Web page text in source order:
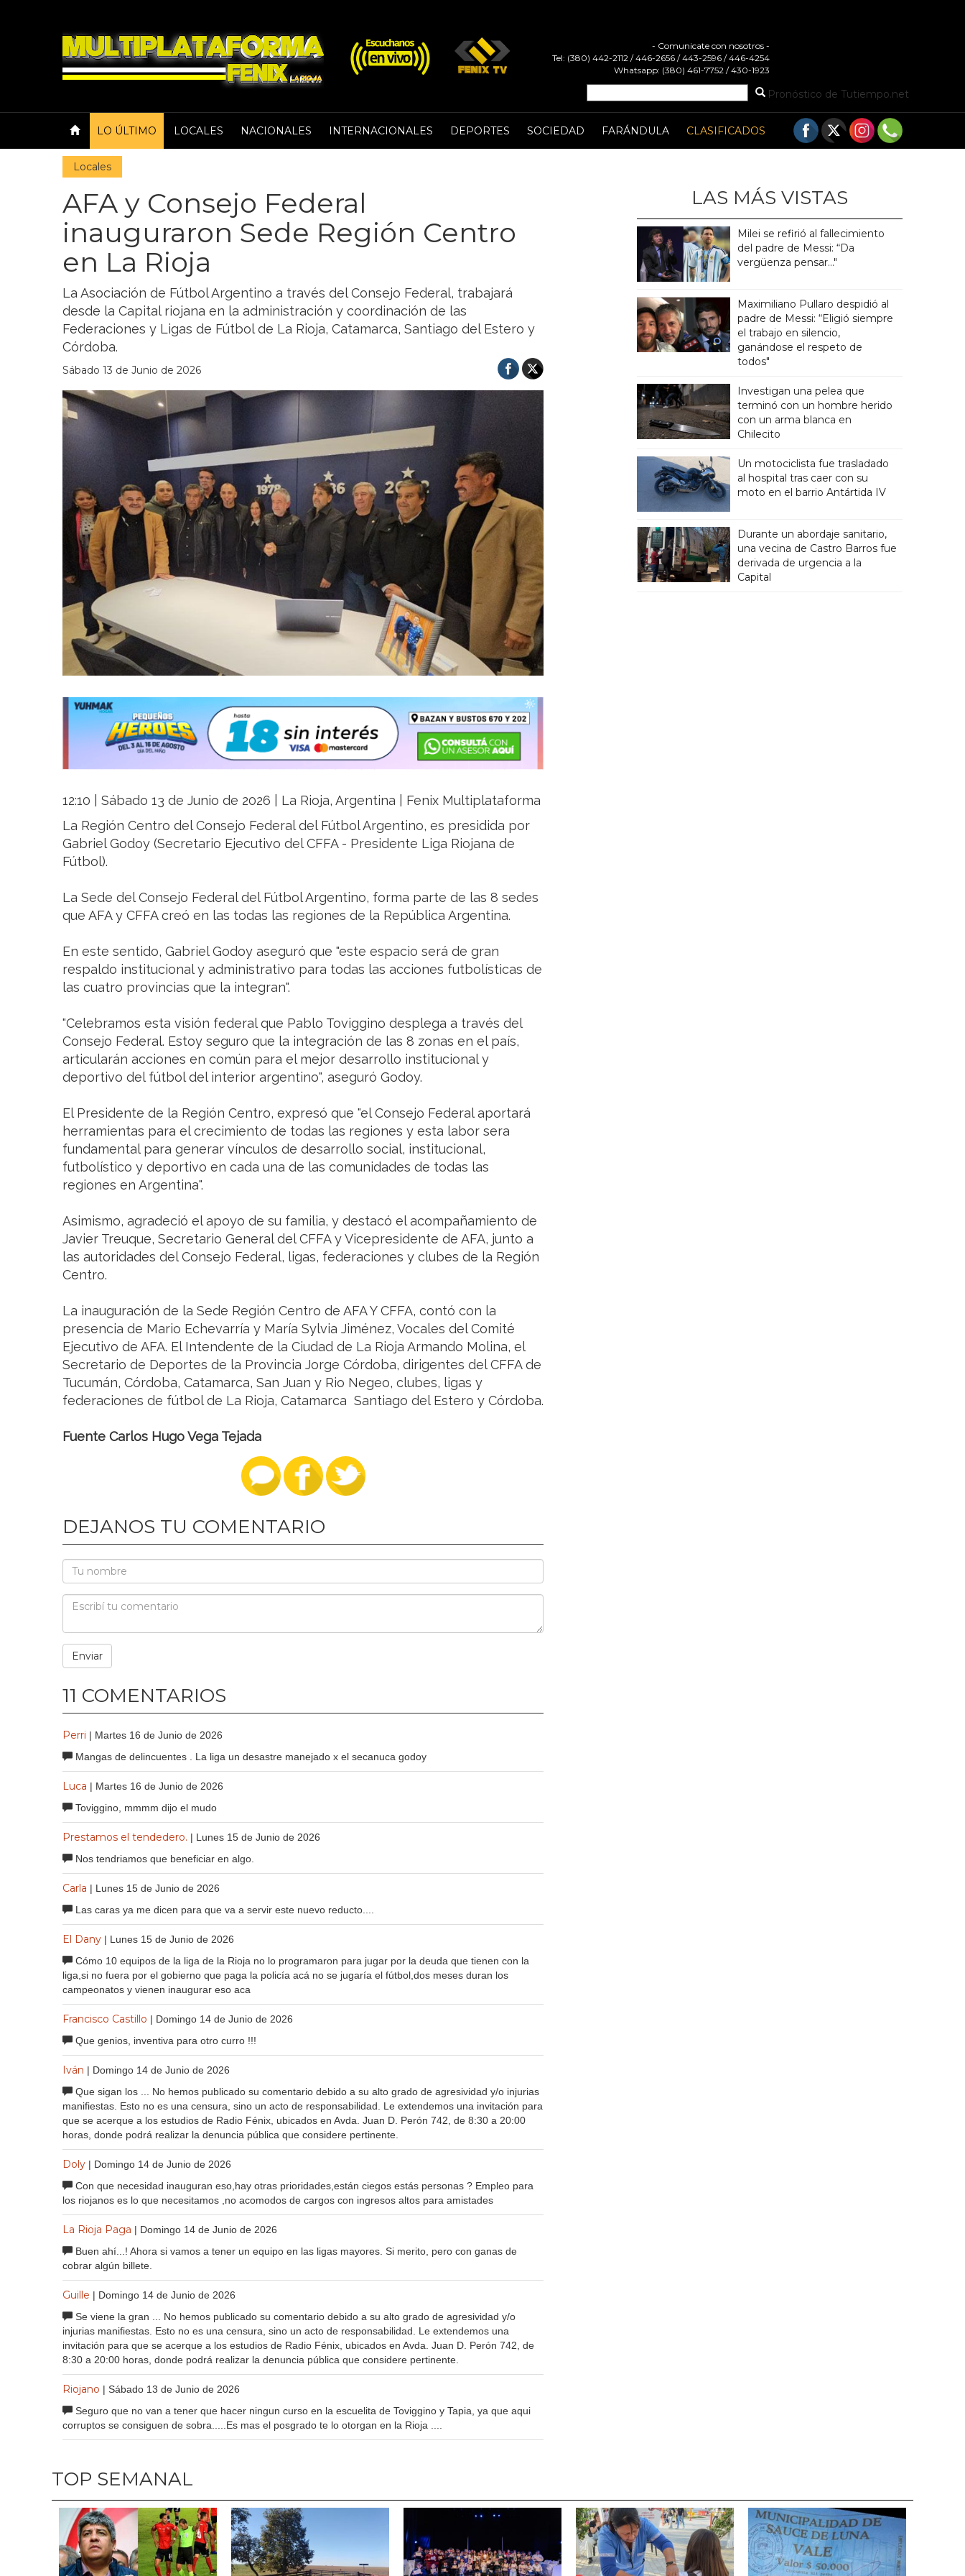
- Comunicate con nosotros -
Tel: (380) 442-2112 / 446-2656 / 443-2596 / 446-4254
Whatsapp: (380) 461-7752 / 430-1923
Pronóstico de Tutiempo.net
LO ÚLTIMO LOCALES NACIONALES INTERNACIONALES DEPORTES SOCIEDAD FARÁNDULA CLASIFICADOS
Locales
AFA y Consejo Federal
inauguraron Sede Región Centro
en La Rioja
La Asociación de Fútbol Argentino a través del Consejo Federal, trabajará
desde la Capital riojana en la administración y coordinación de las
Federaciones y Ligas de Fútbol de La Rioja, Catamarca, Santiago del Estero y
Córdoba.
Sábado 13 de Junio de 2026
12:10 | Sábado 13 de Junio de 2026 | La Rioja, Argentina | Fenix Multiplataforma
La Región Centro del Consejo Federal del Fútbol Argentino, es presidida por
Gabriel Godoy (Secretario Ejecutivo del CFFA - Presidente Liga Riojana de
Fútbol).
La Sede del Consejo Federal del Fútbol Argentino, forma parte de las 8 sedes
que AFA y CFFA creó en las todas las regiones de la República Argentina.
En este sentido, Gabriel Godoy aseguró que "este espacio será de gran
respaldo institucional y administrativo para todas las acciones futbolísticas de
las cuatro provincias que la integran".
"Celebramos esta visión federal que Pablo Toviggino desplega a través del
Consejo Federal. Estoy seguro que la integración de las 8 zonas en el país,
articularán acciones en común para el mejor desarrollo institucional y
deportivo del fútbol del interior argentino", aseguró Godoy.
El Presidente de la Región Centro, expresó que "el Consejo Federal aportará
herramientas para el crecimiento de todas las regiones y esta labor sera
fundamental para generar vínculos de desarrollo social, institucional,
futbolístico y deportivo en cada una de las comunidades de todas las
regiones en Argentina".
Asimismo, agradeció el apoyo de su familia, y destacó el acompañamiento de
Javier Treuque, Secretario General del CFFA y Vicepresidente de AFA, junto a
las autoridades del Consejo Federal, ligas, federaciones y clubes de la Región
Centro.
La inauguración de la Sede Región Centro de AFA Y CFFA, contó con la
presencia de Mario Echevarría y María Sylvia Jiménez, Vocales del Comité
Ejecutivo de AFA. El Intendente de la Ciudad de La Rioja Armando Molina, el
Secretario de Deportes de la Provincia Jorge Córdoba, dirigentes del CFFA de
Tucumán, Córdoba, Catamarca, San Juan y Rio Negeo, clubes, ligas y
federaciones de fútbol de La Rioja, Catamarca Santiago del Estero y Córdoba.
Fuente Carlos Hugo Vega Tejada
DEJANOS TU COMENTARIO
11 COMENTARIOS
Perri | Martes 16 de Junio de 2026
Mangas de delincuentes . La liga un desastre manejado x el secanuca godoy
Luca | Martes 16 de Junio de 2026
Toviggino, mmmm dijo el mudo
Prestamos el tendedero. | Lunes 15 de Junio de 2026
Nos tendriamos que beneficiar en algo.
Carla | Lunes 15 de Junio de 2026
Las caras ya me dicen para que va a servir este nuevo reducto....
El Dany | Lunes 15 de Junio de 2026
Cómo 10 equipos de la liga de la Rioja no lo programaron para jugar por la deuda que tienen con la
liga,si no fuera por el gobierno que paga la policía acá no se jugaría el fútbol,dos meses duran los
campeonatos y vienen inaugurar eso aca
Francisco Castillo | Domingo 14 de Junio de 2026
Que genios, inventiva para otro curro !!!
Iván | Domingo 14 de Junio de 2026
Que sigan los ... No hemos publicado su comentario debido a su alto grado de agresividad y/o injurias
manifiestas. Esto no es una censura, sino un acto de responsabilidad. Le extendemos una invitación para
que se acerque a los estudios de Radio Fénix, ubicados en Avda. Juan D. Perón 742, de 8:30 a 20:00
horas, donde podrá realizar la denuncia pública que considere pertinente.
Doly | Domingo 14 de Junio de 2026
Con que necesidad inauguran eso,hay otras prioridades,están ciegos estás personas ? Empleo para
los riojanos es lo que necesitamos ,no acomodos de cargos con ingresos altos para amistades
La Rioja Paga | Domingo 14 de Junio de 2026
Buen ahí...! Ahora si vamos a tener un equipo en las ligas mayores. Si merito, pero con ganas de
cobrar algún billete.
Guille | Domingo 14 de Junio de 2026
Se viene la gran ... No hemos publicado su comentario debido a su alto grado de agresividad y/o
injurias manifiestas. Esto no es una censura, sino un acto de responsabilidad. Le extendemos una
invitación para que se acerque a los estudios de Radio Fénix, ubicados en Avda. Juan D. Perón 742, de
8:30 a 20:00 horas, donde podrá realizar la denuncia pública que considere pertinente.
Riojano | Sábado 13 de Junio de 2026
Seguro que no van a tener que hacer ningun curso en la escuelita de Toviggino y Tapia, ya que aqui
corruptos se consiguen de sobra.....Es mas el posgrado te lo otorgan en la Rioja ....
LAS MÁS VISTAS
Milei se refirió al fallecimiento
del padre de Messi: “Da
vergüenza pensar..."
Maximiliano Pullaro despidió al
padre de Messi: “Eligió siempre
el trabajo en silencio,
ganándose el respeto de
todos"
Investigan una pelea que
terminó con un hombre herido
con un arma blanca en
Chilecito
Un motociclista fue trasladado
al hospital tras caer con su
moto en el barrio Antártida IV
Durante un abordaje sanitario,
una vecina de Castro Barros fue
derivada de urgencia a la
Capital
TOP SEMANAL